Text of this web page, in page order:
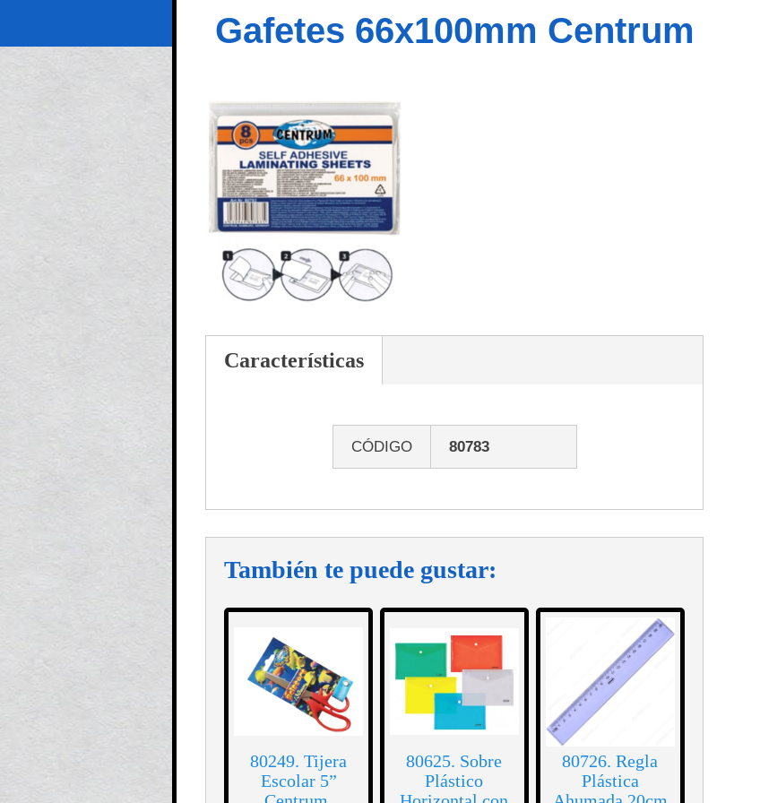
Gafetes 66x100mm Centrum
Características
CÓDIGO 80783
También te puede gustar:
80249. Tijera
Escolar 5”
80625. Sobre
Plástico
80726. Regla
Plástica